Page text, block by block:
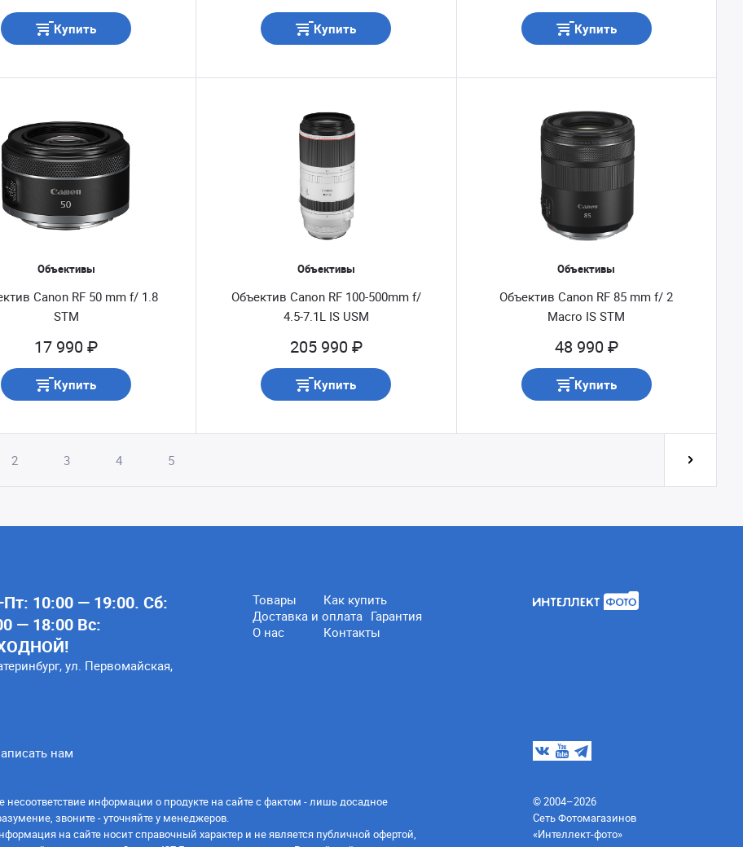
Купить Купить Купить
Объективы
Canon RF 50 mm f/ 1.8
STM
17 990 ₽
Купить
Объективы
Объектив Canon RF 100-500mm f/
4.5-7.1L IS USM
205 990 ₽
Купить
Объективы
Объектив Canon RF 85 mm f/ 2
Macro IS STM
48 990 ₽
Купить
2 3 4 5
10:00 — 19:00. Сб:
— 18:00 Вс:
ул. Первомайская,
Товары
Как купить
Доставка и оплата Гарантия
О нас
Контакты
нам
несоответствие информации о продукте на сайте с фактом - лишь досадное
звоните - уточняйте у менеджеров.
на сайте носит справочный характер и не является публичной офертой,
© 2004–2026
Сеть Фотомагазинов
«Интеллект-фото»